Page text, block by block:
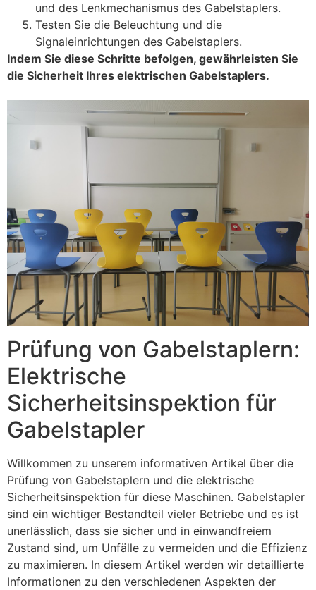
und des Lenkmechanismus des Gabelstaplers.
Testen Sie die Beleuchtung und die
Signaleinrichtungen des Gabelstaplers.
Indem Sie diese Schritte befolgen, gewährleisten Sie
die Sicherheit Ihres elektrischen Gabelstaplers.
Prüfung von Gabelstaplern:
Elektrische
Sicherheitsinspektion für
Gabelstapler
Willkommen zu unserem informativen Artikel über die
Prüfung von Gabelstaplern und die elektrische
Sicherheitsinspektion für diese Maschinen. Gabelstapler
sind ein wichtiger Bestandteil vieler Betriebe und es ist
unerlässlich, dass sie sicher und in einwandfreiem
Zustand sind, um Unfälle zu vermeiden und die Effizienz
zu maximieren. In diesem Artikel werden wir detaillierte
Informationen zu den verschiedenen Aspekten der